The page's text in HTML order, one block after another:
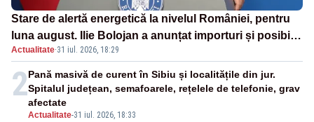
Stare de alertă energetică la nivelul României, pentru
luna august. Ilie Bolojan a anunțat importuri și posibile
restricții – VIDEO
Actualitate·31 iul. 2026, 18:29
2
Actualitate-31 iul. 2026, 18:33
Pană masivă de curent în Sibiu și localitățile din jur.
Spitalul județean, semafoarele, rețelele de telefonie, grav
afectate